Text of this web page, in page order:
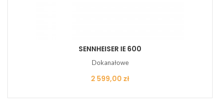
SENNHEISER IE 600
Dokanałowe
Cena
2 599,00 zł